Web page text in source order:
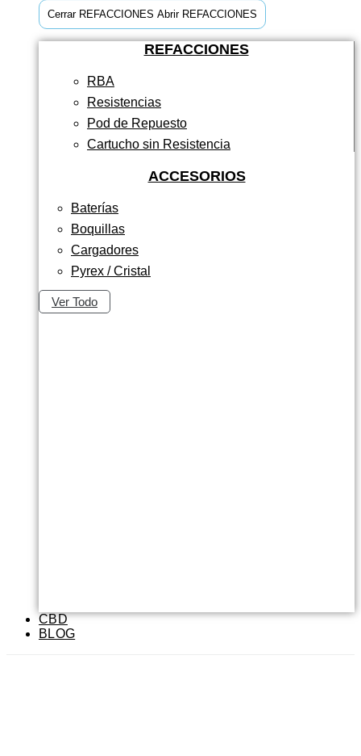
Cerrar REFACCIONES Abrir REFACCIONES
REFACCIONES
RBA
Resistencias
Pod de Repuesto
Cartucho sin Resistencia
ACCESORIOS
Baterías
Boquillas
Cargadores
Pyrex / Cristal
Ver Todo
CBD
BLOG